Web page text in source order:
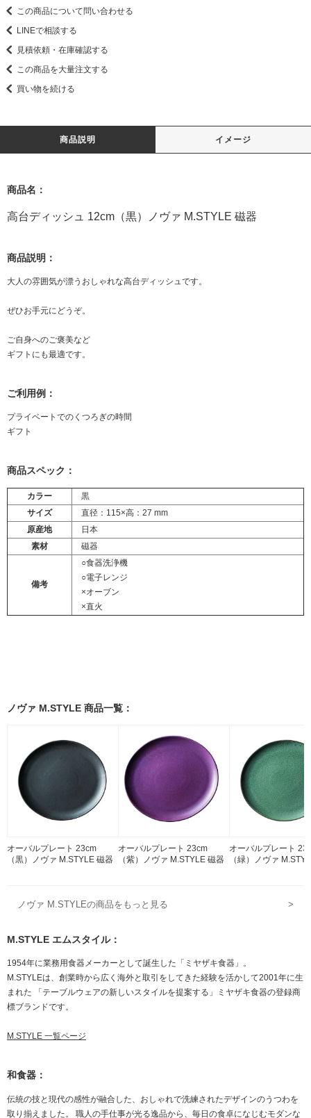
この商品について問い合わせる
LINEで相談する
見積依頼・在庫確認する
この商品を大量注文する
買い物を続ける
商品説明 イメージ
商品名：
高台ディッシュ 12cm（黒）ノヴァ M.STYLE 磁器
商品説明：
大人の雰囲気が漂うおしゃれな高台ディッシュです。
ぜひお手元にどうぞ。
ご自身へのご褒美など
ギフトにも最適です。
ご利用例：
プライベートでのくつろぎの時間
ギフト
商品スペック：
カラー
黒
サイズ
直径：115×高：27 mm
原産地
日本
素材
磁器
備考
○食器洗浄機
○電子レンジ
×オーブン
×直火
ノヴァ M.STYLE 商品一覧：
オーバルプレート 23cm
（黒）ノヴァ M.STYLE 磁器
オーバルプレート 23cm
（紫）ノヴァ M.STYLE 磁器
オーバルプレート
（緑）ノヴァ
ノヴァ M.STYLEの商品をもっと見る >
M.STYLE エムスタイル：
1954年に業務用食器メーカーとして誕生した「ミヤザキ食器」。
M.STYLEは、創業時から広く海外と取引をしてきた経験を活かして2001年に生
まれた 「テーブルウェアの新しいスタイルを提案する」ミヤザキ食器の登録商
標ブランドです。
M.STYLE 一覧ページ
和食器：
伝統の技と現代の感性が融合した、おしゃれで洗練されたデザインのうつわを
取り揃えました。 職人の手仕事が光る逸品から、毎日の食卓になじむモダンな